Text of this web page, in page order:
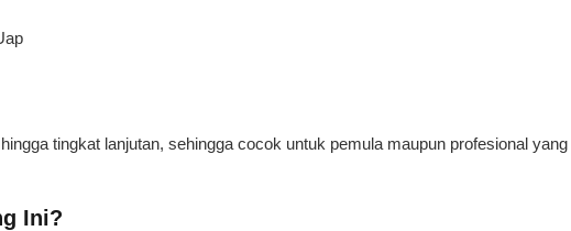
tingkat lanjutan, sehingga cocok untuk pemula maupun profesional yang
Ini?